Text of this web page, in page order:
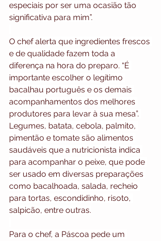
especiais por ser uma ocasião tão
significativa para mim”.
O chef alerta que ingredientes frescos
e de qualidade fazem toda a
diferença na hora do preparo. “É
importante escolher o legítimo
bacalhau português e os demais
acompanhamentos dos melhores
produtores para levar à sua mesa”.
Legumes, batata, cebola, palmito,
pimentão e tomate são alimentos
saudáveis que a nutricionista indica
para acompanhar o peixe, que pode
ser usado em diversas preparações
como bacalhoada, salada, recheio
para tortas, escondidinho, risoto,
salpicão, entre outras.
Para o chef, a Páscoa pede um